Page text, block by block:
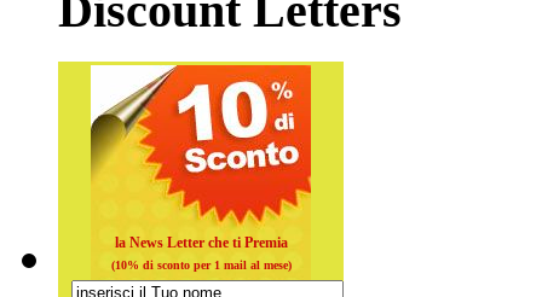
la News Letter che ti Premia
(10% di sconto per 1 mail al mese)